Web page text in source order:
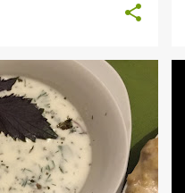
ÇORBALAR +